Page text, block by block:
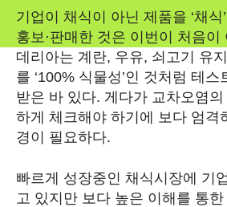
기업이 채식이 아닌 제품을 ‘채식
홍보·판매한 것은 이번이 처음이
데리아는 계란, 우유, 쇠고기 유
를 ‘100% 식물성’인 것처럼 테
받은 바 있다. 게다가 교차오염
하게 체크해야 하기에 보다 엄격
경이 필요하다.
빠르게 성장중인 채식시장에 기
고 있지만 보다 높은 이해를 통